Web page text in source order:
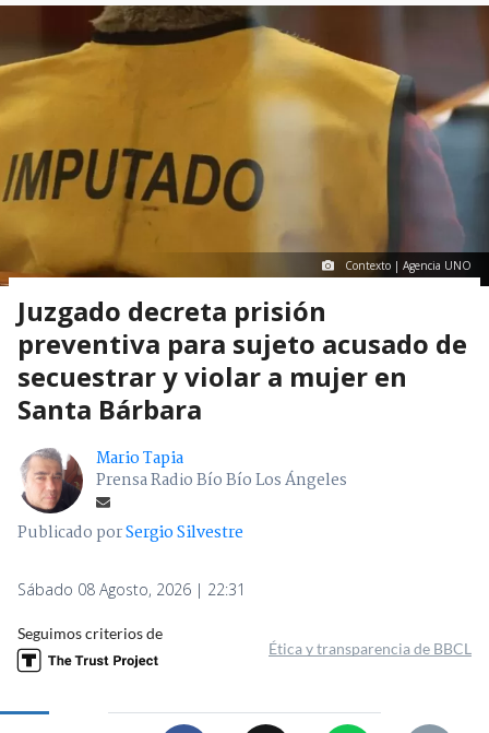
Contexto | Agencia UNO
Juzgado decreta prisión
preventiva para sujeto acusado de
secuestrar y violar a mujer en
Santa Bárbara
Mario Tapia
Prensa Radio Bío Bío Los Ángeles
Publicado porSergio Silvestre
Sábado 08 Agosto, 2026 | 22:31
Seguimos criterios de
Ética y transparencia de BBCL